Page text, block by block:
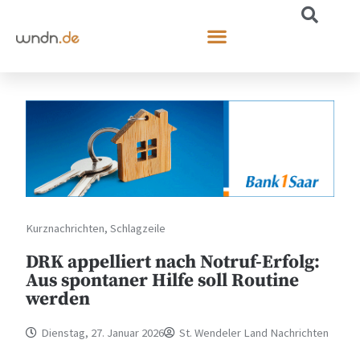
Kurznachrichten,Schlagzeile
DRK appelliert nach Notruf-Erfolg:
Aus spontaner Hilfe soll Routine
werden
Dienstag, 27. Januar 2026 St. Wendeler Land Nachrichten